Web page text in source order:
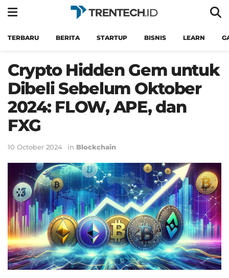
TERBARU BERITA STARTUP BISNIS LEARN
Crypto Hidden Gem untuk
Dibeli Sebelum Oktober
2024: FLOW, APE, dan
FXG
10 October 2024 in Blockchain